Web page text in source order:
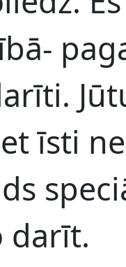
īsti
darīt.